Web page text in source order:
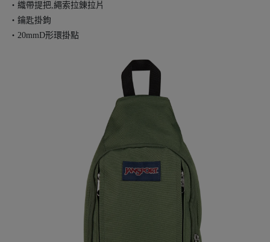
・織帶提把,繩索拉錬拉片
・鑰匙掛鉤
・20mmD形環掛點